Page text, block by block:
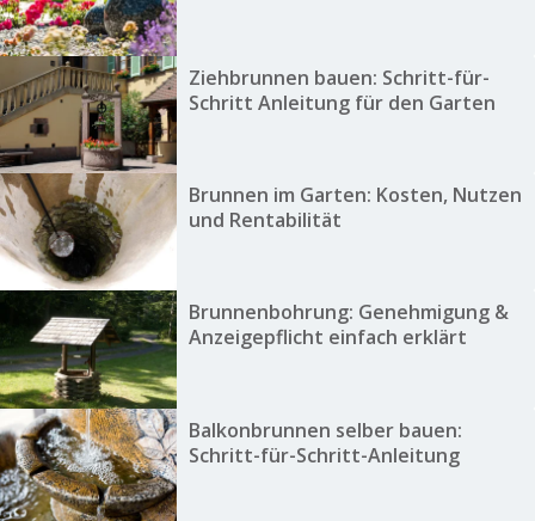
Ziehbrunnen bauen: Schritt-für-
Schritt Anleitung für den Garten
Brunnen im Garten: Kosten, Nutzen
und Rentabilität
Brunnenbohrung: Genehmigung &
Anzeigepflicht einfach erklärt
Balkonbrunnen selber bauen:
Schritt-für-Schritt-Anleitung